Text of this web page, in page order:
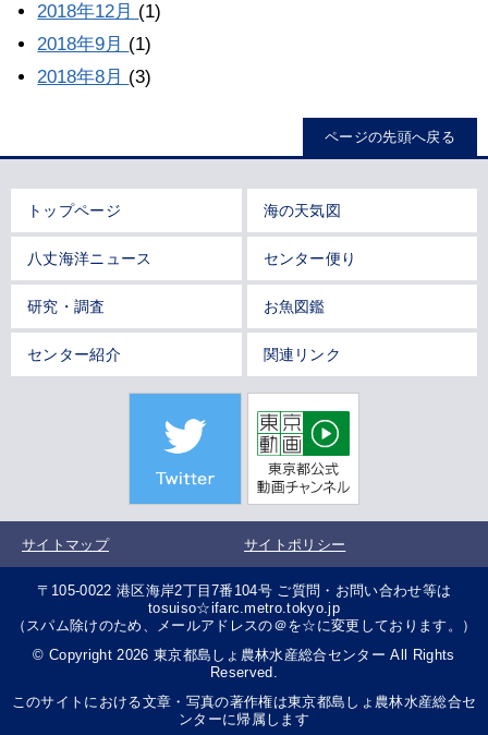
2018年12月 (1)
2018年9月 (1)
2018年8月 (3)
ページの先頭へ戻る
トップページ 海の天気図
八丈海洋ニュース センター便り
研究・調査 お魚図鑑
センター紹介 関連リンク
サイトマップ サイトポリシー
〒105-0022 港区海岸2丁目7番104号 ご質問・お問い合わせ等は
tosuiso☆ifarc.metro.tokyo.jp
（スパム除けのため、メールアドレスの＠を☆に変更しております。）
© Copyright 2026 東京都島しょ農林水産総合センター All Rights
Reserved.
このサイトにおける文章・写真の著作権は東京都島しょ農林水産総合セ
ンターに帰属します